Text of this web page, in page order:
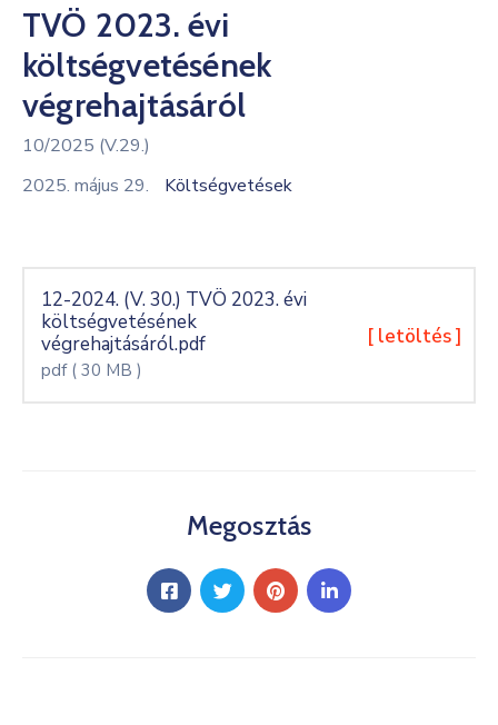
Kultúra
Keresés
TVÖ 2023. évi
költségvetésének
végrehajtásáról
10/2025 (V.29.)
2025. május 29.
Költségvetések
12-2024. (V. 30.) TVÖ 2023. évi
költségvetésének
végrehajtásáról.pdf
pdf ( 30 MB )
[ letöltés ]
Megosztás